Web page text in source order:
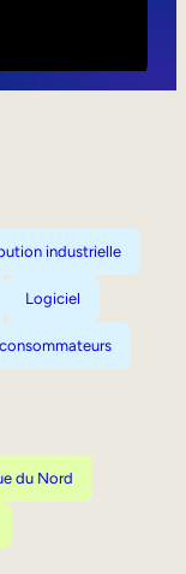
industrielle
Logiciel
du Nord